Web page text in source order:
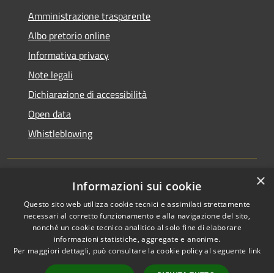
Amministrazione trasparente
Albo pretorio online
Informativa privacy
Note legali
Dichiarazione di accessibilità
Open data
Whistleblowing
Accessibilità
Privacy
Mappa del sito
Area Riservata
Pieve Emanuele • Powered by
Municipium•Accesso
redazione
×
Informazioni sui cookie
Questo sito web utilizza cookie tecnici e assimilati strettamente
necessari al corretto funzionamento e alla navigazione del sito,
nonché un cookie tecnico analitico al solo fine di elaborare
informazioni statistiche, aggregate e anonime.
Per maggiori dettagli, può consultare la cookie policy al seguente link